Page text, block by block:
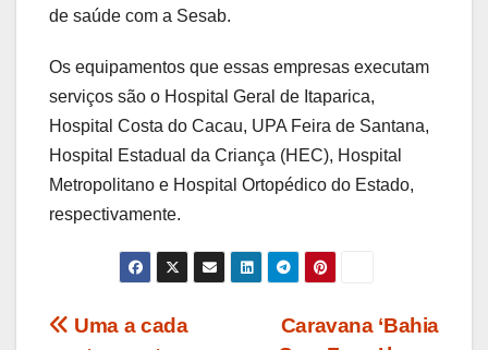
de saúde com a Sesab.
Os equipamentos que essas empresas executam
serviços são o Hospital Geral de Itaparica,
Hospital Costa do Cacau, UPA Feira de Santana,
Hospital Estadual da Criança (HEC), Hospital
Metropolitano e Hospital Ortopédico do Estado,
respectivamente.
Navegação
Caravana ‘Bahia
Uma a cada